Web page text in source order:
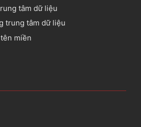
tâm dữ liệu
trung tâm dữ liệu
miền